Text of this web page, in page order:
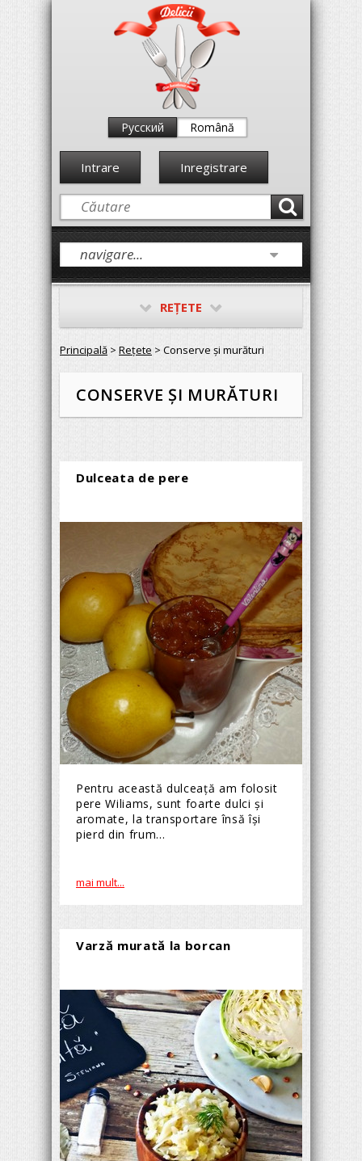
Русский Română
Intrare Inregistrare
REŢETE
Principală > Reţete > Conserve și murături
CONSERVE ȘI MURĂTURI
Dulceata de pere
Pentru această dulceață am folosit
pere Wiliams, sunt foarte dulci și
aromate, la transportare însă își
pierd din frum...
mai mult...
Varză murată la borcan